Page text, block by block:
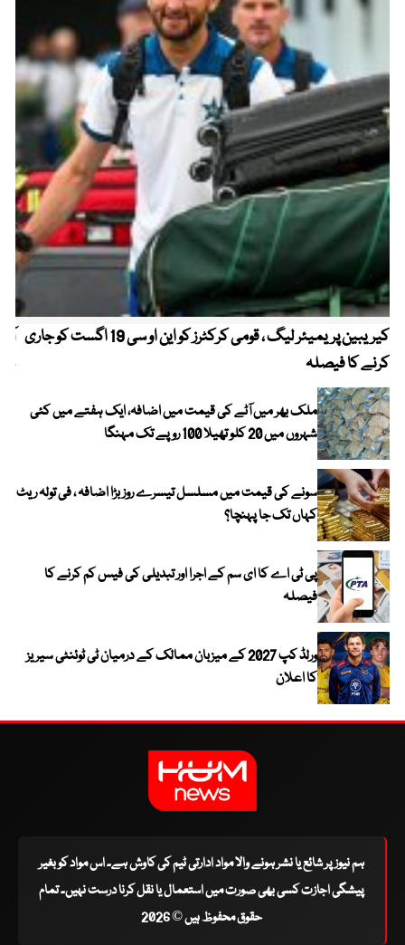
کیریبین پریمیئر لیگ ، قومی کرکٹرز کو این او سی 19 اگست کو جاری
کرنے کا فیصلہ
ملک بھر میں آٹے کی قیمت میں اضافہ، ایک ہفتے میں کئی
شہروں میں 20 کلو تھیلا 100 روپے تک مہنگا
سونے کی قیمت میں مسلسل تیسرے روز بڑا اضافہ ، فی تولہ ریٹ
کہاں تک جا پہنچا؟
پی ٹی اے کا ای سم کے اجرا اور تبدیلی کی فیس کم کرنے کا
فیصلہ
ورلڈ کپ 2027 کے میزبان ممالک کے درمیان ٹی ٹوئنٹی سیریز
کا اعلان
ہم نیوز پر شائع یا نشر ہونے والا مواد ادارتی ٹیم کی کاوش ہے۔ اس مواد کو بغیر
پیشگی اجازت کسی بھی صورت میں استعمال یا نقل کرنا درست نہیں۔ تمام
حقوق محفوظ ہیں © 2026